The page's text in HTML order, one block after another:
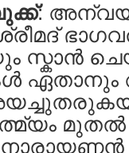
:
സ്കാന്‍
ഏതാനും
മുതല്‍
നാരായണന്‍